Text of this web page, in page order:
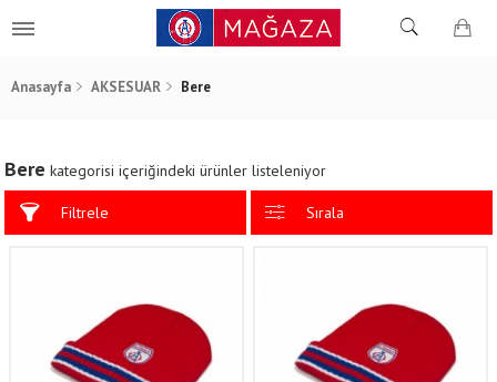
Anasayfa AKSESUAR Bere
Bere kategorisi içeriğindeki ürünler listeleniyor
Filtrele Sırala